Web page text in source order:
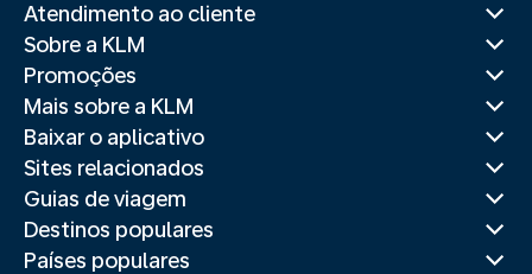
Atendimento ao cliente
Sobre a KLM
Promoções
Mais sobre a KLM
Baixar o aplicativo
Sites relacionados
Guias de viagem
Destinos populares
Países populares